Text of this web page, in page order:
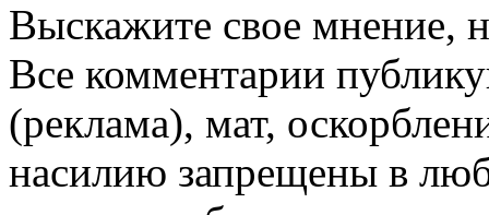
Выскажите свое мнение,
Все комментарии
(реклама), мат,
насилию запрещены в